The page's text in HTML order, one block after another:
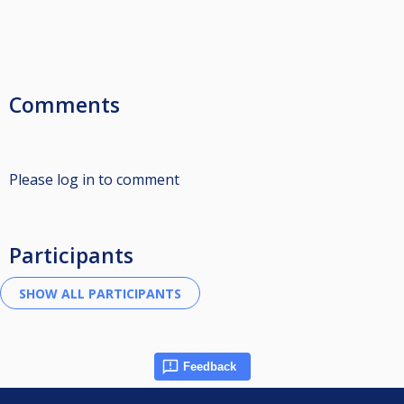
Comments
Please log in to comment
Participants
Feedback